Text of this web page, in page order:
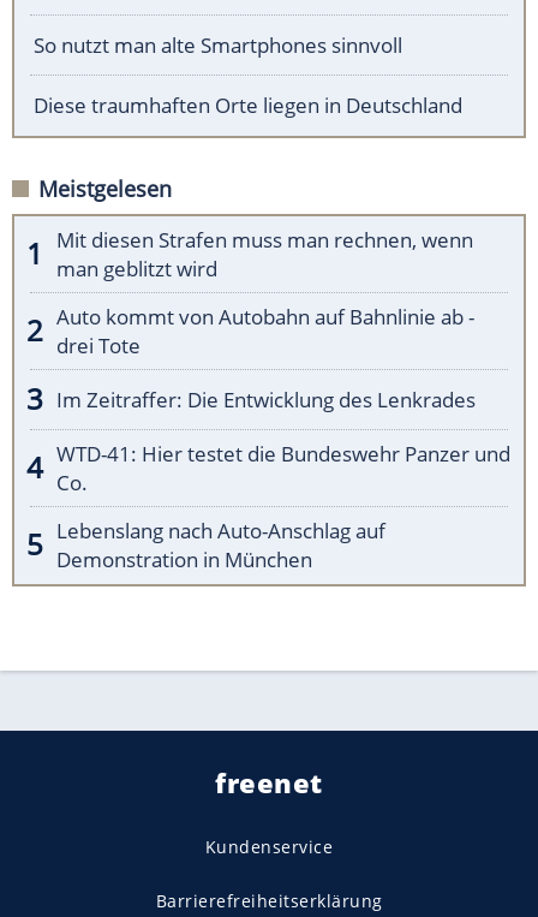
So nutzt man alte Smartphones sinnvoll
Diese traumhaften Orte liegen in Deutschland
Meistgelesen
Mit diesen Strafen muss man rechnen, wenn
man geblitzt wird
Auto kommt von Autobahn auf Bahnlinie ab -
drei Tote
Im Zeitraffer: Die Entwicklung des Lenkrades
WTD-41: Hier testet die Bundeswehr Panzer und
Co.
Lebenslang nach Auto-Anschlag auf
Demonstration in München
freenet
Kundenservice
Barrierefreiheitserklärung